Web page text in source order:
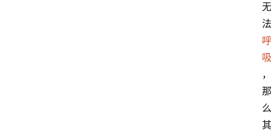
无
法
呼
吸
，
那
么
其